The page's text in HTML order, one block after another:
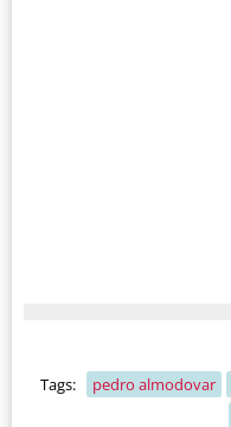
Tags: pedro almodovar